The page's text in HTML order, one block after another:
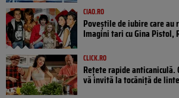
CIAO.RO
Poveştile de iubire care
Imagini tari cu Gina Pistol,
CLICK.RO
Rețete rapide anticaniculă.
vă invită la tocăniță de